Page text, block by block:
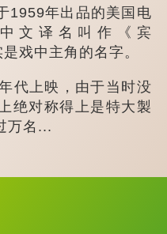
年出品的美国电
文译名叫作《宾
戏中主角的名字。
上映，由于当时没
绝对称得上是特大製
万名...